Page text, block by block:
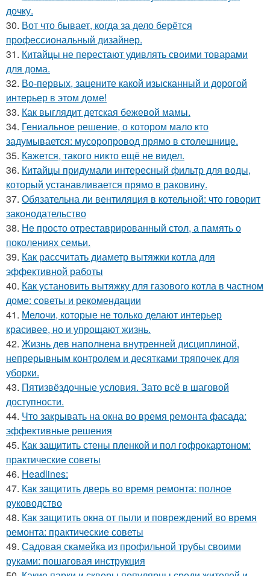
дочку.
30. Вот что бывает, когда за дело берётся
профессиональный дизайнер.
31. Китайцы не перестают удивлять своими товарами
для дома.
32. Во-первых, зацените какой изысканный и дорогой
интерьер в этом доме!
33. Как выглядит детская бежевой мамы.
34. Гениальное решение, о котором мало кто
задумывается: мусоропровод прямо в столешнице.
35. Кажется, такого никто ещё не видел.
36. Китайцы придумали интересный фильтр для воды,
который устанавливается прямо в раковину.
37. Обязательна ли вентиляция в котельной: что говорит
законодательство
38. Не просто отреставрированный стол, а память о
поколениях семьи.
39. Как рассчитать диаметр вытяжки котла для
эффективной работы
40. Как установить вытяжку для газового котла в частном
доме: советы и рекомендации
41. Мелочи, которые не только делают интерьер
красивее, но и упрощают жизнь.
42. Жизнь дев наполнена внутренней дисциплиной,
непрерывным контролем и десятками тряпочек для
уборки.
43. Пятизвёздочные условия. Зато всё в шаговой
доступности.
44. Что закрывать на окна во время ремонта фасада:
эффективные решения
45. Как защитить стены пленкой и пол гофрокартоном:
практические советы
46. Headlines:
47. Как защитить дверь во время ремонта: полное
руководство
48. Как защитить окна от пыли и повреждений во время
ремонта: практические советы
49. Садовая скамейка из профильной трубы своими
руками: пошаговая инструкция